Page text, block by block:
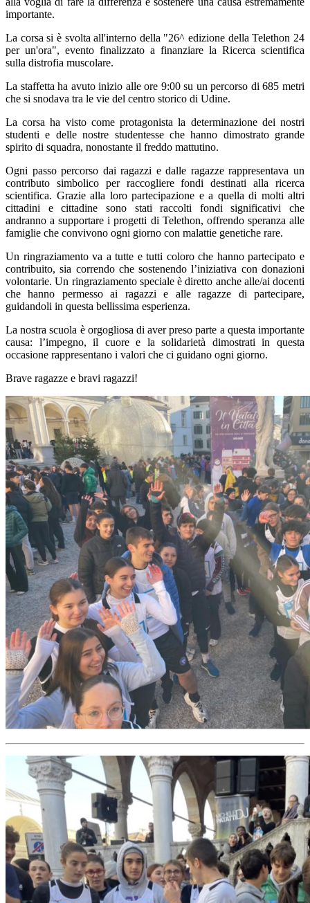
importante.
La corsa si è svolta all'interno della "26^ edizione della Telethon 24
per un'ora", evento finalizzato a finanziare la Ricerca scientifica
sulla distrofia muscolare.
La staffetta ha avuto inizio alle ore 9:00 su un percorso di 685 metri
che si snodava tra le vie del centro storico di Udine.
La corsa ha visto come protagonista la determinazione dei nostri
studenti e delle nostre studentesse che hanno dimostrato grande
spirito di squadra, nonostante il freddo mattutino.
Ogni passo percorso dai ragazzi e dalle ragazze rappresentava un
contributo simbolico per raccogliere fondi destinati alla ricerca
scientifica. Grazie alla loro partecipazione e a quella di molti altri
cittadini e cittadine sono stati raccolti fondi significativi che
andranno a supportare i progetti di Telethon, offrendo speranza alle
famiglie che convivono ogni giorno con malattie genetiche rare.
Un ringraziamento va a tutte e tutti coloro che hanno partecipato e
contribuito, sia correndo che sostenendo l’iniziativa con donazioni
volontarie. Un ringraziamento speciale è diretto anche alle/ai docenti
che hanno permesso ai ragazzi e alle ragazze di partecipare,
guidandoli in questa bellissima esperienza.
La nostra scuola è orgogliosa di aver preso parte a questa importante
causa: l’impegno, il cuore e la solidarietà dimostrati in questa
occasione rappresentano i valori che ci guidano ogni giorno.
Brave ragazze e bravi ragazzi!